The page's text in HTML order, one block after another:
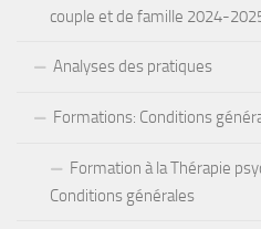
couple et de famille 2024-
Analyses des pratiques
Formations: Conditions
Formation à la Thérapie
Conditions générales